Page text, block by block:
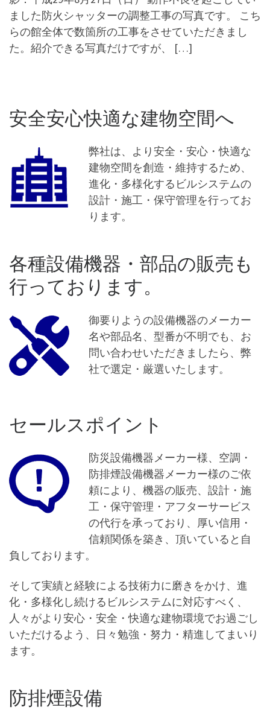
ました防火シャッターの調整工事の写真です。 こち
らの館全体で数箇所の工事をさせていただきまし
た。紹介できる写真だけですが、 […]
安全安心快適な建物空間へ
弊社は、より安全・安心・快適な
建物空間を創造・維持するため、
進化・多様化するビルシステムの
設計・施工・保守管理を行ってお
ります。
各種設備機器・部品の販売も
行っております。
御要りようの設備機器のメーカー
名や部品名、型番が不明でも、お
問い合わせいただきましたら、弊
社で選定・厳選いたします。
セールスポイント
防災設備機器メーカー様、空調・
防排煙設備機器メーカー様のご依
頼により、機器の販売、設計・施
工・保守管理・アフターサービス
の代行を承っており、厚い信用・
信頼関係を築き、頂いていると自
負しております。
そして実績と経験による技術力に磨きをかけ、進
化・多様化し続けるビルシステムに対応すべく、
人々がより安心・安全・快適な建物環境でお過ごし
いただけるよう、日々勉強・努力・精進してまいり
ます。
防排煙設備